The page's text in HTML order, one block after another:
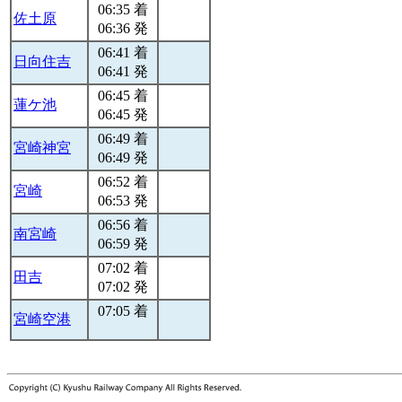
佐土原
06:35 着
06:36 発
日向住吉
06:41 着
06:41 発
蓮ケ池
06:45 着
06:45 発
宮崎神宮
06:49 着
06:49 発
宮崎
06:52 着
06:53 発
南宮崎
06:56 着
06:59 発
田吉
07:02 着
07:02 発
宮崎空港
07:05 着